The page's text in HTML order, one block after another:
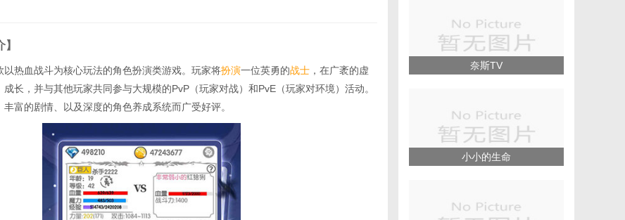
以热血战斗为核心玩法的角色扮演类游戏。玩家将扮演一位英勇的战士 ，在广袤的虚
成长，并与其他玩家共同参与大规模的PvP（玩家对战）和PvE（玩家对环境）活动。
富的剧情、以及深度的角色养成系统而广受好评。
奈斯TV
小小的生命